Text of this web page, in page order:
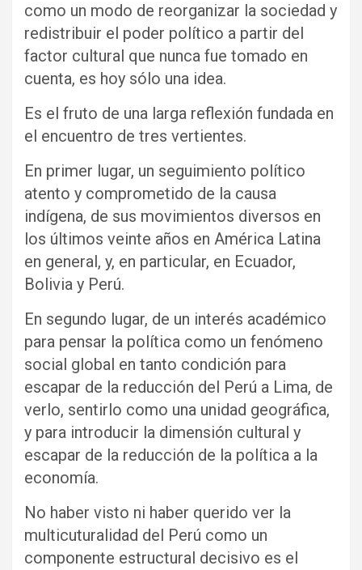
como un modo de reorganizar la sociedad y
redistribuir el poder político a partir del
factor cultural que nunca fue tomado en
cuenta, es hoy sólo una idea.
Es el fruto de una larga reflexión fundada en
el encuentro de tres vertientes.
En primer lugar, un seguimiento político
atento y comprometido de la causa
indígena, de sus movimientos diversos en
los últimos veinte años en América Latina
en general, y, en particular, en Ecuador,
Bolivia y Perú.
En segundo lugar, de un interés académico
para pensar la política como un fenómeno
social global en tanto condición para
escapar de la reducción del Perú a Lima, de
verlo, sentirlo como una unidad geográfica,
y para introducir la dimensión cultural y
escapar de la reducción de la política a la
economía.
No haber visto ni haber querido ver la
multicuturalidad del Perú como un
componente estructural decisivo es el